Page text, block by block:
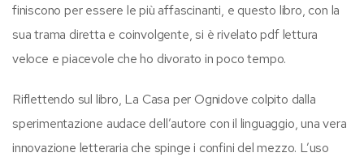
finiscono per essere le più affascinanti, e questo libro, con la
sua trama diretta e coinvolgente, si è rivelato pdf lettura
veloce e piacevole che ho divorato in poco tempo.
Riflettendo sul libro, La Casa per Ognidove colpito dalla
sperimentazione audace dell’autore con il linguaggio, una vera
innovazione letteraria che spinge i confini del mezzo. L’uso